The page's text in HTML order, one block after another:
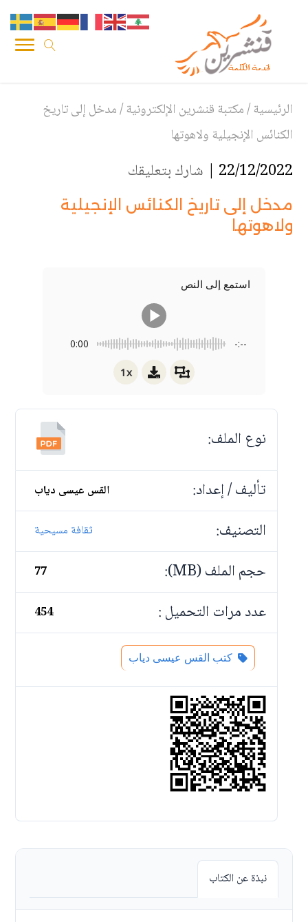
الرئيسية/مكتبة قنشرين الإلكترونية/مدخل إلى تاريخ
الكنائس الإنجيلية ولاهوتها
22/12/2022 | شارك بتعليقك
مدخل إلى تاريخ الكنائس الإنجيلية
ولاهوتها
استمع إلى النص
0:00 -:--
1x
نوع الملف:
تأليف / إعداد:
القس عيسى دياب
التصنيف: ثقافة مسيحية
حجم الملف (MB): 77
عدد مرات التحميل : 454
كتب القس عيسى دياب
نبذة عن الكتاب